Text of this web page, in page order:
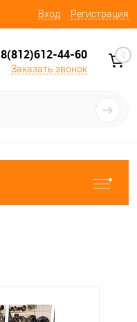
Вход Регистрация
8(812)612-44-60
Заказать звонок
0